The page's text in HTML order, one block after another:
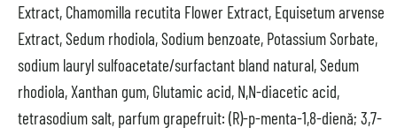
Extract, Chamomilla recutita Flower Extract, Equisetum arvense
Extract, Sedum rhodiola, Sodium benzoate, Potassium Sorbate,
sodium lauryl sulfoacetate/surfactant bland natural, Sedum
rhodiola, Xanthan gum, Glutamic acid, N,N-diacetic acid,
tetrasodium salt, parfum grapefruit: (R)-p-menta-1,8-dienă; 3,7-